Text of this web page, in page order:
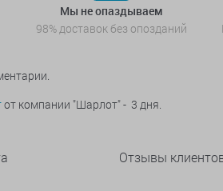
Мы не опаздываем
98% доставок без опозданий
от компании "Шарлот" - 3 дня.
Отзывы